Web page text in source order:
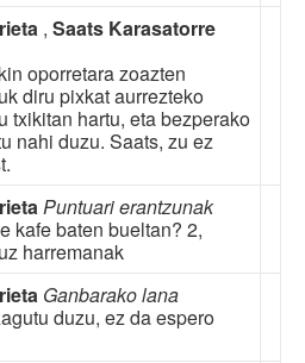
, Saats Karasatorre
oporretara zoazten
diru pixkat aurrezteko
txikitan hartu, eta bezperako
nahi duzu. Saats, zu ez
Puntuari erantzunak
kafe baten bueltan? 2,
harremanak
Ganbarako lana
duzu, ez da espero